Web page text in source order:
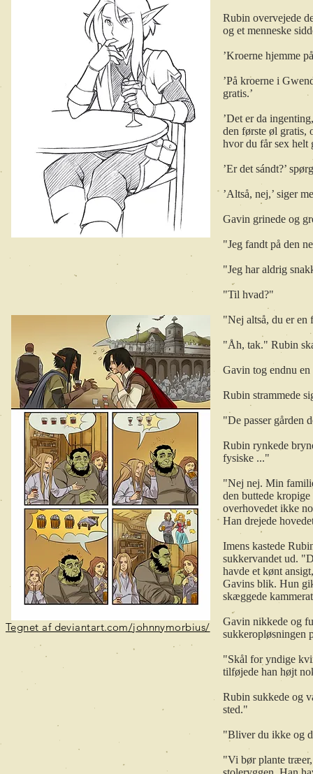
Tegnet af deviantart.com/johnnymorbius/
Rubin overvejede
og et menneske
’Kroerne hjemme
’På kroerne i
gratis.’
’Det er da
den første øl gratis,
hvor du får sex helt
’Er det sándt?’
’Altså, nej,’ siger
Gavin grinede og
"Jeg fandt på den
"Jeg har aldrig
"Til hvad?"
"Nej altså, du er
"Åh, tak." Rubin
Gavin tog endnu
Rubin strammede
"De passer gården
Rubin rynkede
fysiske ..."
"Nej nej. Min
den buttede
overhovedet ikke
Han drejede
Imens kastede
sukkervandet ud.
havde et kønt
Gavins blik. Hun
skæggede
Gavin nikkede og
sukkeropløsningen
"Skål for yndige
tilføjede han højt
Rubin sukkede og
sted."
"Bliver du ikke og
"Vi bør plante